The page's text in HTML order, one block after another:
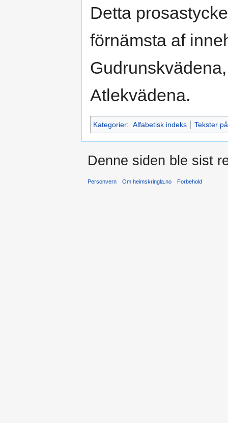
Detta
förnämsta af
Atlekvädena.
Kategorier: Alfabetisk indeks Tekster
Denne siden ble sist
Personvern Om heimskringla.no Forbehold